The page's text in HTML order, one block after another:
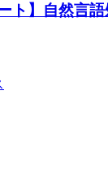
ト】自然言